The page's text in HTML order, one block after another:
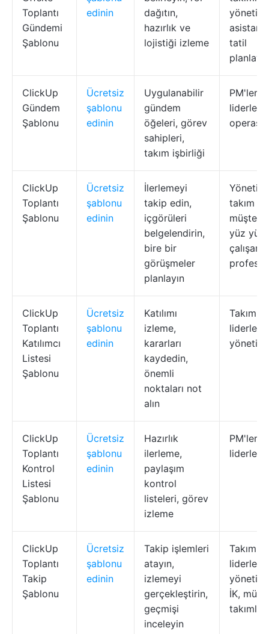
Toplantı
Gündemi
Şablonu
edinin
dağıtın,
hazırlık ve
lojistiği izleme
yönetici
tatil
ClickUp
Gündem
Şablonu
Ücretsiz
şablonu
edinin
Uygulanabilir
gündem
öğeleri, görev
sahipleri,
takım işbirliği
PM'ler,
liderleri,
ClickUp
Toplantı
Şablonu
Ücretsiz
şablonu
edinin
İlerlemeyi
takip edin,
içgörüleri
belgelendirin,
bire bir
görüşmeler
planlayın
takım
müşteri
yüz
çalışan
ClickUp
Toplantı
Katılımcı
Listesi
Şablonu
Ücretsiz
şablonu
edinin
Katılımı
izleme,
kararları
kaydedin,
önemli
noktaları not
alın
Takım
liderleri,
ClickUp
Toplantı
Kontrol
Listesi
Şablonu
Ücretsiz
şablonu
edinin
Hazırlık
ilerleme,
paylaşım
kontrol
listeleri, görev
izleme
PM'ler,
liderleri,
ClickUp
Toplantı
Takip
Şablonu
Ücretsiz
şablonu
edinin
Takip işlemleri
atayın,
izlemeyi
gerçekleştirin,
geçmişi
inceleyin
Takım
liderleri,
İK,
takımları